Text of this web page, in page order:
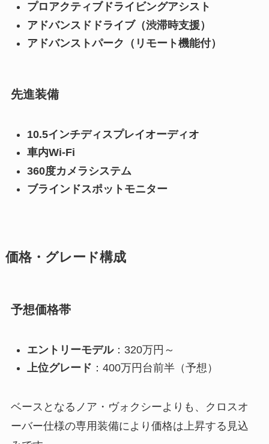
プロアクティブドライビングアシスト
アドバンスドドライブ（渋滞時支援）
アドバンストパーク（リモート機能付）
先進装備
10.5インチディスプレイオーディオ
車内Wi-Fi
360度カメラシステム
ブラインドスポットモニター
価格・グレード構成
予想価格帯
エントリーモデル：320万円～
上位グレード ：400万円台前半（予想）
ベースとなるノア・ヴォクシーよりも、クロスオ
ーバー仕様の専用装備により価格は上昇する見込